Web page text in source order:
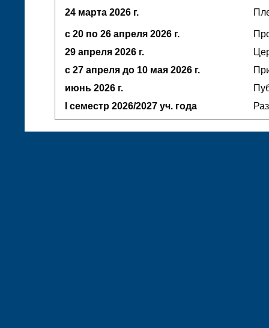
24 марта 2026 г.
с 20 по 26 апреля 2026 г.
29 апреля 2026 г.
с 27 апреля до 10 мая 2026 г.
июнь 2026 г.
I семестр 2026/2027 уч. года